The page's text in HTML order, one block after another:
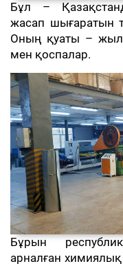
Бұл –
жасап шығаратын
Оның қуаты –
мен қоспалар.
Бұрын
арналған химиялық